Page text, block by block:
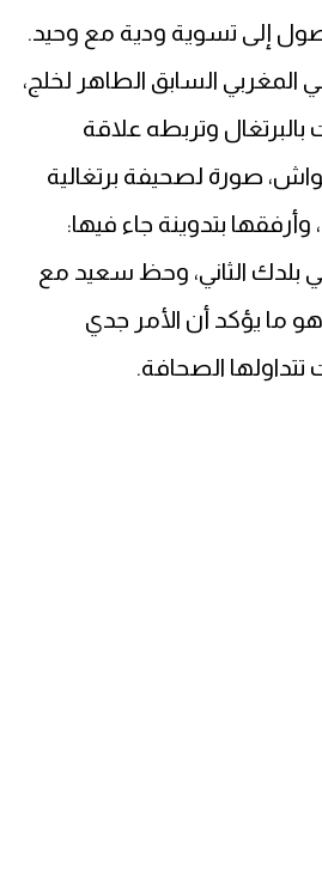
إلى تسوية ودية مع وحيد.
المغربي السابق الطاهر لخلج،
وتربطه علاقة
صورة لصحيفة برتغالية
بتدوينة جاء فيها:
بلدك الثاني، وحظ سعيد مع
ما يؤكد أن الأمر جدي
الصحافة.